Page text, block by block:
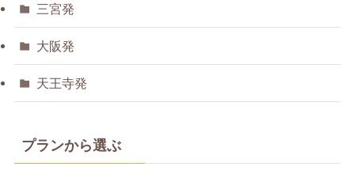
三宮発
大阪発
天王寺発
プランから選ぶ